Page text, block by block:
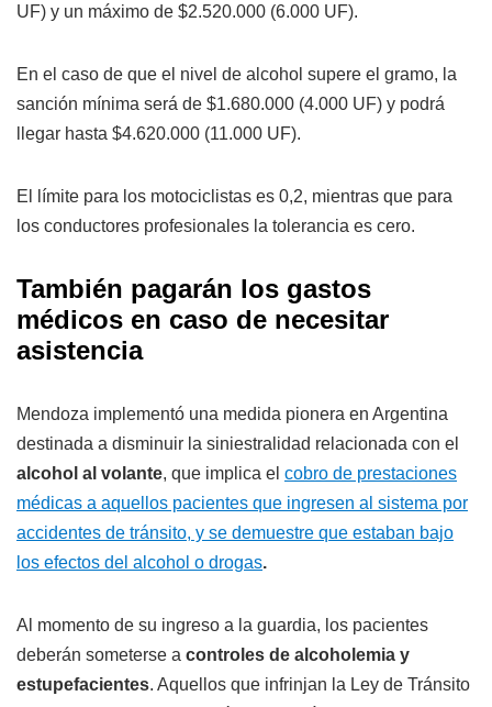
UF) y un máximo de $2.520.000 (6.000 UF).
En el caso de que el nivel de alcohol supere el gramo, la
sanción mínima será de $1.680.000 (4.000 UF) y podrá
llegar hasta $4.620.000 (11.000 UF).
El límite para los motociclistas es 0,2, mientras que para
los conductores profesionales la tolerancia es cero.
También pagarán los gastos
médicos en caso de necesitar
asistencia
Mendoza implementó una medida pionera en Argentina
destinada a disminuir la siniestralidad relacionada con el
alcohol al volante, que implica el cobro de prestaciones
médicas a aquellos pacientes que ingresen al sistema por
accidentes de tránsito, y se demuestre que estaban bajo
los efectos del alcohol o drogas.
Al momento de su ingreso a la guardia, los pacientes
deberán someterse a controles de alcoholemia y
estupefacientes. Aquellos que infrinjan la Ley de Tránsito